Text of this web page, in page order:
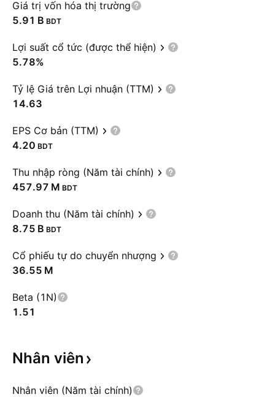
Giá trị vốn hóa thị trường
‪5.91 B‬ BDT
Lợi suất cổ tức (được thể hiện)
5.78%
Tỷ lệ Giá trên Lợi nhuận (TTM)
14.63
EPS Cơ bản (TTM)
4.20 BDT
Thu nhập ròng (Năm tài chính)
‪457.97 M‬ BDT
Doanh thu (Năm tài chính)
‪8.75 B‬ BDT
Cổ phiếu tự do chuyển nhượng
‪36.55 M‬
Beta (1N)
1.51
Nhân viên
Nhân viên (Năm tài chính)